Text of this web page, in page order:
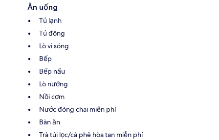
Ăn uống
Tủ lạnh
Tủ đông
Lò vi sóng
Bếp
Bếp nấu
Lò nướng
Nồi cơm
Nước đóng chai miễn phí
Bàn ăn
Trà túi lọc/cà phê hòa tan miễn phí